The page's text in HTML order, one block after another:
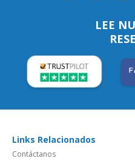
LEE
Links Relacionados
Contáctanos